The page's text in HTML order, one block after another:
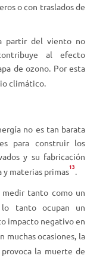
o con traslados de
partir del viento no
al efecto
de ozono. Por esta
climático.
no es tan barata
para construir los
y su fabricación
y materias primas13.
medir tanto como un
tanto ocupan un
impacto negativo en
muchas ocasiones, la
la muerte de